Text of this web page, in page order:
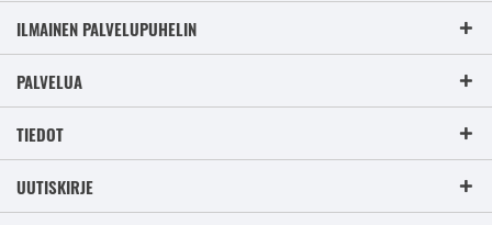
ILMAINEN PALVELUPUHELIN
PALVELUA
TIEDOT
UUTISKIRJE